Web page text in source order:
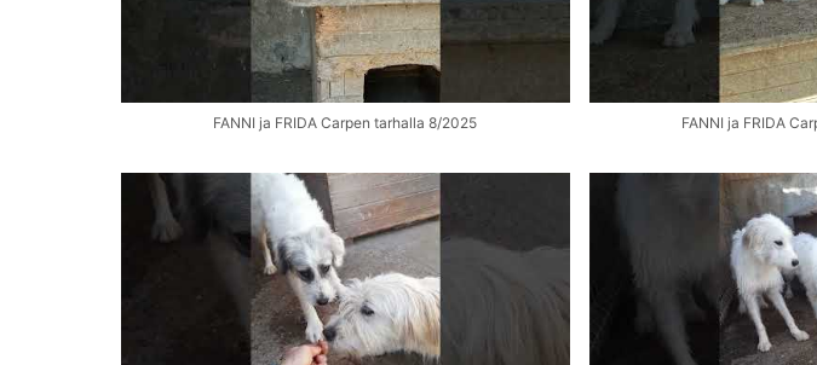
FANNI ja FRIDA Carpen tarhalla 8/2025 FANNI ja FRIDA